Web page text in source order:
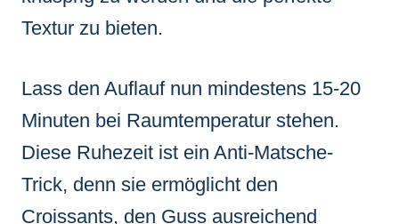
Textur zu bieten.
Lass den Auflauf nun mindestens 15-20
Minuten bei Raumtemperatur stehen.
Diese Ruhezeit ist ein Anti-Matsche-
Trick, denn sie ermöglicht den
Croissants, den Guss ausreichend